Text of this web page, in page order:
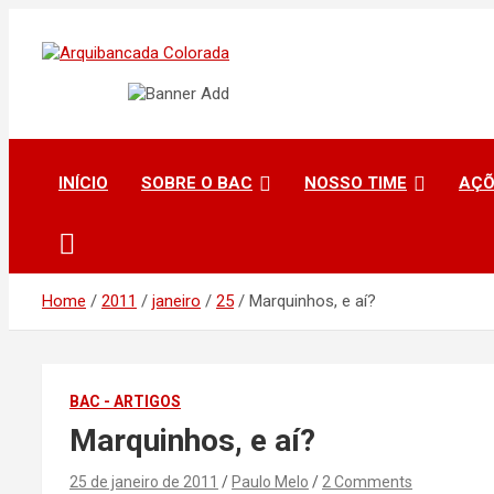
content
Arquibancada Colorada
INÍCIO SOBRE O BAC NOSSO TIME
Home 2011 janeiro 25 Marquinhos, e aí?
BAC - ARTIGOS
Marquinhos, e aí?
25 de janeiro de 2011 Paulo Melo 2 Comments